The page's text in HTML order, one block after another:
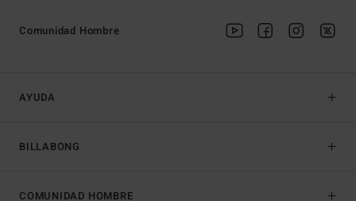
AYUDA
BILLABONG
Comunidad Hombre
COMUNIDAD HOMBRE